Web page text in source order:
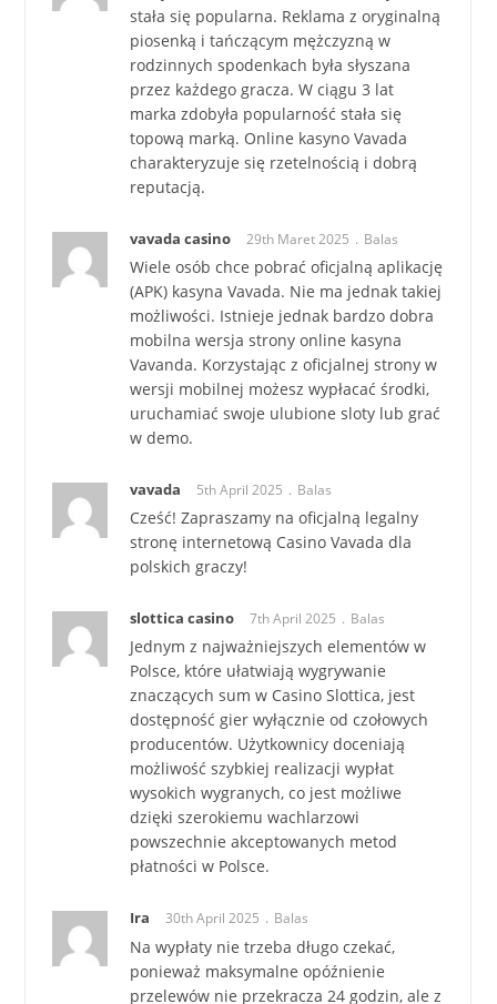
stała się popularna. Reklama z oryginalną
piosenką i tańczącym mężczyzną w
rodzinnych spodenkach była słyszana
przez każdego gracza. W ciągu 3 lat
marka zdobyła popularność stała się
topową marką. Online kasyno Vavada
charakteryzuje się rzetelnością i dobrą
reputacją.
vavada casino 29th Maret 2025 Balas
Wiele osób chce pobrać oficjalną aplikację
(APK) kasyna Vavada. Nie ma jednak takiej
możliwości. Istnieje jednak bardzo dobra
mobilna wersja strony online kasyna
Vavanda. Korzystając z oficjalnej strony w
wersji mobilnej możesz wypłacać środki,
uruchamiać swoje ulubione sloty lub grać
w demo.
vavada 5th April 2025 Balas
Cześć! Zapraszamy na oficjalną legalny
stronę internetową Casino Vavada dla
polskich graczy!
slottica casino 7th April 2025 Balas
Jednym z najważniejszych elementów w
Polsce, które ułatwiają wygrywanie
znaczących sum w Casino Slottica, jest
dostępność gier wyłącznie od czołowych
producentów. Użytkownicy doceniają
możliwość szybkiej realizacji wypłat
wysokich wygranych, co jest możliwe
dzięki szerokiemu wachlarzowi
powszechnie akceptowanych metod
płatności w Polsce.
Ira 30th April 2025 Balas
Na wypłaty nie trzeba długo czekać,
ponieważ maksymalne opóźnienie
przelewów nie przekracza 24 godzin, ale z